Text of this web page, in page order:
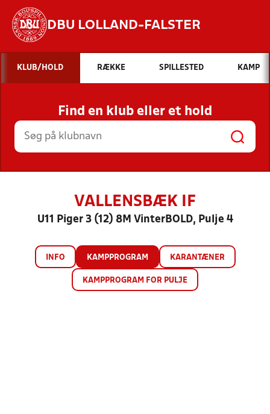
DBU LOLLAND-FALSTER
Hvad vil du søge efter?
INDHOLD OG NYHEDER
STILLINGER, RESULTATER, KLUBBER OG
HOLD
KLUB/HOLD RÆKKE SPILLESTED KAMP
Find en klub eller et hold
VALLENSBÆK IF
U11 Piger 3 (12) 8M VinterBOLD, Pulje 4
INFO KAMPPROGRAM KARANTÆNER
KAMPPROGRAM FOR PULJE